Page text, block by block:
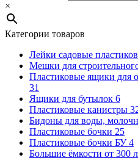
×
Категории товаров
Лейки садовые
Мешки для
Пластиковые ящики для
31
Ящики для бутылок 6
Пластиковые канистры
Бидоны для воды,
Пластиковые бочки 25
Пластиковые бочки БУ4
Большие ёмкости от 300